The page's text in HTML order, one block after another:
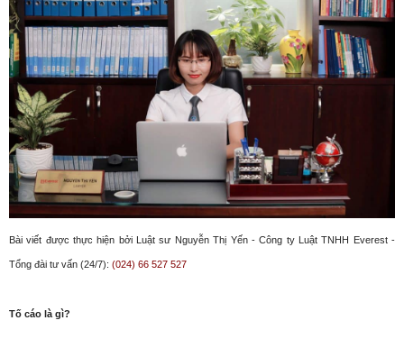
Bài viết được thực hiện bởi Luật sư Nguyễn Thị Yến - Công ty Luật TNHH Everest -
Tổng đài tư vấn (24/7): (024) 66 527 527
Tố cáo là gì?